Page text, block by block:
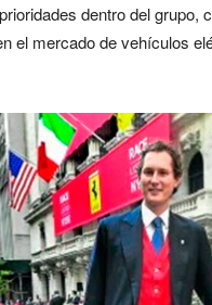
dentro del grupo,
el mercado de vehículos